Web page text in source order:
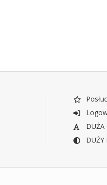
DUŻA
DUŻY